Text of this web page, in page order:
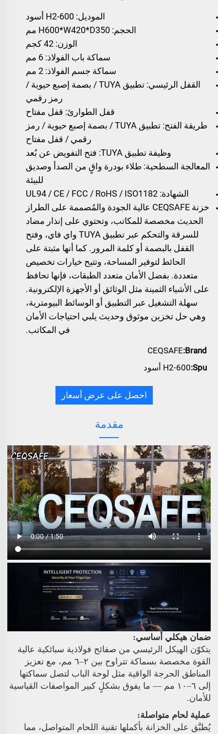
الموديل: H2-600 أسود
الحجم: H600*W420*D350 مم
الوزن: 42 كجم
سماكة باب الفولاذ: 6 مم
سماكة جسم الفولاذ: 2 مم
القفل الرئيسي: تطبيق TUYA / بصمة إصبع حيوية /
رمز رقمي
قفل الطوارئ: قفل مفتاح
طريقة الفتح: تطبيق TUYA / بصمة إصبع حيوية / رمز
رقمي / قفل مفتاح
وظيفة تطبيق TUYA: فتح التفويض عن بُعد
المعالجة السطحية: طلاء بودرة واقٍ من الصدأ وصديق
للبيئة
الشهادة: UL94 / CE / FCC / RoHS / ISO1182
خزنة CEQSAFE عالية الجودة والمُصممة على الطراز
الحديث مخصصة للمكاتب، وتحتوي على إنذار مضاد
للسرقة والتحكم عبر تطبيق TUYA واي فاي، وفتح
القفل بالبصمة أو كلمة المرور. كما أنها مثبتة على
الحائط لتوفير المساحة، وتتيح خيارات تخصيص
متعددة. بفضل الأمان متعدد الطبقات، فإنها تحافظ
على الأشياء الثمينة مثل الوثائق أو الأجهزة الإلكترونية.
سهلة التشغيل عبر التطبيق أو الوسائط البيومترية،
وهي حل تخزين موثوق وحديث يلبي احتياجات الأمان
في المكاتب.
Brand:
CEQSAFE
Spu: H2-600 أسود
احصل على عرض أسعار
مقدمة
ضمان هيكلي أساسي:
يتكوّن الهيكل الرئيسي من صفائح فولاذية سبائكية عالية
القوة مخصصة بسماكة تتراوح بين ٢–٦ مم، مع تعزيز
المناطق الحرجة الواقية مثل لوحة الباب لتصل سماكتها
إلى ٦–١٠ مم — ما يفوق بشكلٍ كبير المواصفات القياسية
للأمان.
عملية لحام متواصلة:
يُطبَّق على الخزانة بأكملها تقنية اللحام المتواصل، مما